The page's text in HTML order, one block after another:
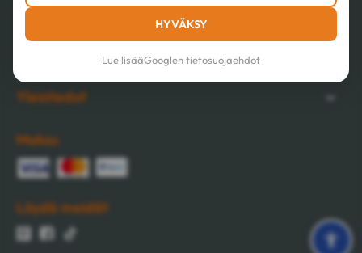
Palvelumme
Sitoumuksemme
Yleistiedot
Maksu
Löydä meidät
HYVÄKSY
Lue lisääGooglen tietosuojaehdot